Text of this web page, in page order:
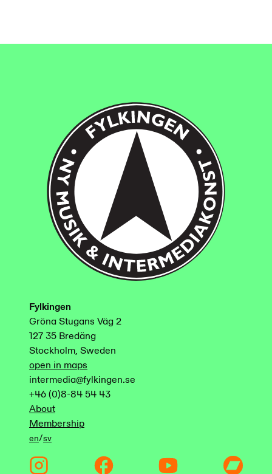
Fylkingen
Gröna Stugans Väg 2
127 35 Bredäng
Stockholm, Sweden
open in maps
intermedia@fylkingen.se
+46 (0)8-84 54 43
About
Membership
en/sv